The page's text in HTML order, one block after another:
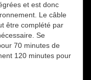
et est donc
Le câble
être complété par
Se
70 minutes de
120 minutes pour